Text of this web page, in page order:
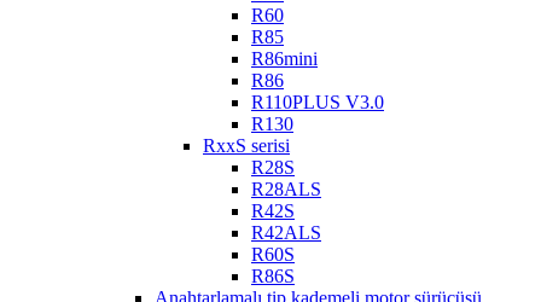
R60
R85
R86mini
R86
R110PLUS V3.0
R130
RxxS serisi
R28S
R28ALS
R42S
R42ALS
R60S
R86S
Anahtarlamalı tip kademeli motor sürücüsü